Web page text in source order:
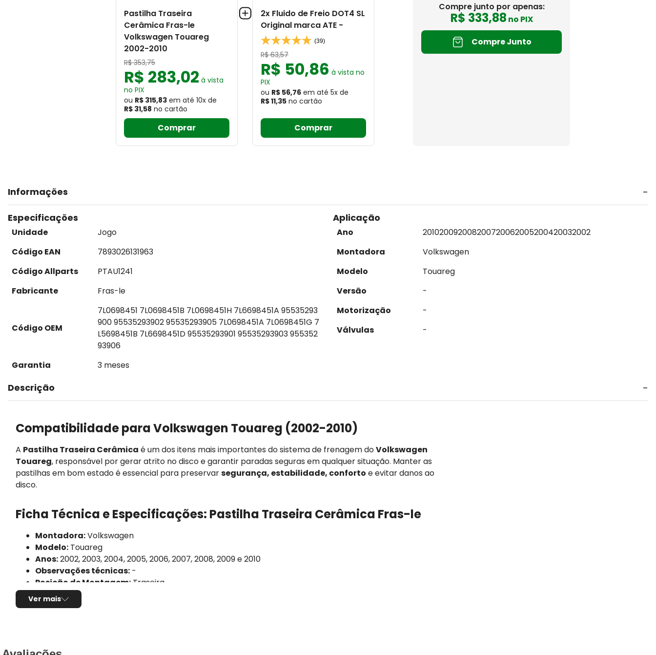
Pastilha Traseira
Cerâmica Fras-le
Volkswagen Touareg
2002-2010
R$ 353,75
R$ 283,02 à vista
no PIX
ou R$ 315,83 em até 10x de
R$ 31,58 no cartão
Comprar
2x Fluido de Freio DOT4 SL
Original marca ATE -
(39)
R$ 63,57
R$ 50,86 à vista no
PIX
ou R$ 56,76 em até 5x de
R$ 11,35 no cartão
Comprar
Compre junto por apenas:
R$ 333,88 no PIX
Compre Junto
Informações
Especificações
Unidade
Jogo
Código EAN
7893026131963
Código Allparts
PTAU1241
Fabricante
Fras-le
Código OEM
7L0698451 7L0698451B 7L0698451H 7L6698451A 95535293
900 95535293902 95535293905 7L0698451A 7L0698451G 7
L5698451B 7L6698451D 95535293901 95535293903 955352
93906
Garantia
3 meses
Aplicação
Ano 201020092008200720062005200420032002
Montadora
Volkswagen
Modelo
Touareg
Versão
-
Motorização
-
Válvulas
-
Descrição
Compatibilidade para Volkswagen Touareg (2002-2010)
A Pastilha Traseira Cerâmica é um dos itens mais importantes do sistema de frenagem doVolkswagen
Touareg, responsável por gerar atrito no disco e garantir paradas seguras em qualquer situação. Manter as
pastilhas em bom estado é essencial para preservarsegurança, estabilidade, conforto e evitar danos ao
disco.
Ficha Técnica e Especificações: Pastilha Traseira Cerâmica Fras-le
Montadora:Volkswagen
Modelo: Touareg
Anos:2002, 2003, 2004, 2005, 2006, 2007, 2008, 2009 e 2010
Observações técnicas: -
Posição de Montagem: Traseira
Tipo de produto:
Marca/Fabricante:
Altura:
Ver mais